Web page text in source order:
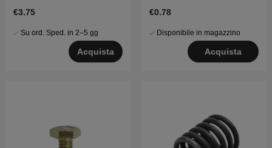
€3.75
Su ord. Sped. in 2–5 gg
Acquista
€0.78
Disponibile in magazzino
Acquista